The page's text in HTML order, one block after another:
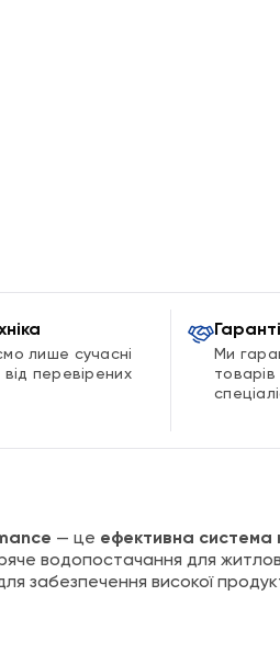
лише сучасні
перевірених
Ми
— це ефективна система
водопостачання для
забезпечення високої